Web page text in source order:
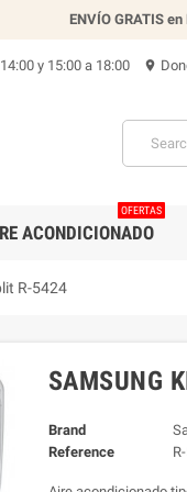
ENVÍO GRATIS
y 15:00 a 18:00 location_on
ACONDICIONADO
OFERTAS
R-5424
SAMSUNG
Brand
Reference